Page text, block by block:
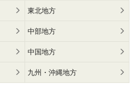
東北地方
中部地方
中国地方
九州・沖縄地方